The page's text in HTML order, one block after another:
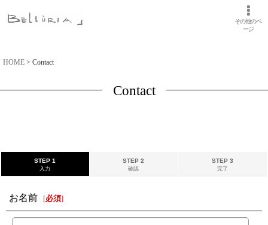
その他のペ
ージ
HOME > Contact
Contact
STEP 1
入力
STEP 2
確認
STEP 3
完了
お名前 [必須]